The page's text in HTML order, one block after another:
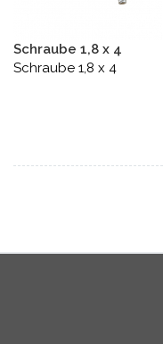
Schraube 1,8 x 4
Schraube 1,8 x 4